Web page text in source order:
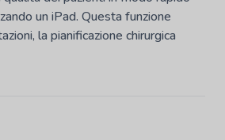
un iPad. Questa funzione
la pianificazione chirurgica